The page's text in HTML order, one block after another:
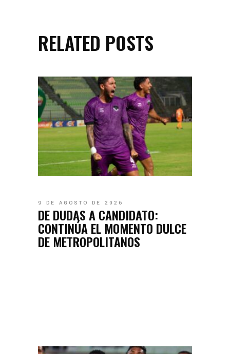
RELATED POSTS
9 DE AGOSTO DE 2026
DE DUDAS A CANDIDATO:
CONTINÚA EL MOMENTO DULCE
DE METROPOLITANOS